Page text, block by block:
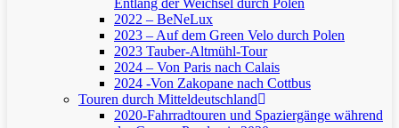
Entlang der Weichsel durch Polen
2022 – BeNeLux
2023 – Auf dem Green Velo durch Polen
2023 Tauber-Altmühl-Tour
2024 – Von Paris nach Calais
2024 -Von Zakopane nach Cottbus
Touren durch Mitteldeutschland
2020-Fahrradtouren und Spaziergänge während